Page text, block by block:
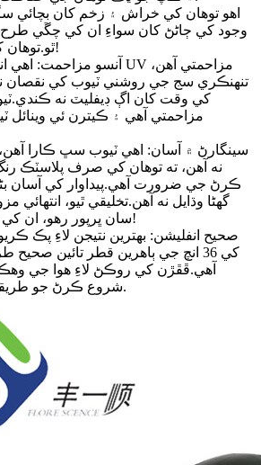
اهو توهان کي خراش ۽ زخم کان بچائي
وجود کي ڄاڻڻ کان سواءِ ان کي چڱي
ٿو.توهان کي اهو پسند ايندو!
تنهنڪري سج جي روشني ٽيوب کي نقصان
کي وقت کان اڳ ڊيفليٽ نه ڪندي.
مزاحمتي آهي ۽ ڪيترن ئي وينائل
سينگارڻ ۾ آسان: اهي ٽيوب سڀ ڪارا
نه آهن، ته توهان کي صرف پلاسٽڪ
ڪرڻ جي ضرورت آهي.پيداوار کي آسان
گھڻا وڌايل نه آهن.تخليقي ٿيو، انتهائي
سان ڀرپور رهو، ان کي توهان جو ٿيڻ ڏيو!
صحيح انفليشن: بهترين نتيجن لاءِ پڪ
کي 36 انچ جي ٻاهرين قطر تائين
آهي.ڦڦڙن کي روڪڻ لاءِ هوا جي
شروع ڪرڻ جو طريقو استعمال ڪريو.